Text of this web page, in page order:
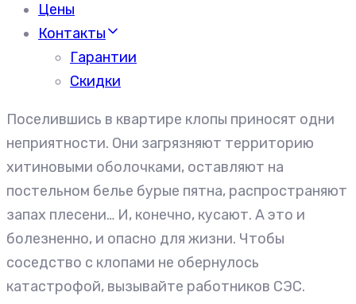
Цены
Контакты
Гарантии
Скидки
Поселившись в квартире клопы приносят одни
неприятности. Они загрязняют территорию
хитиновыми оболочками, оставляют на
постельном белье бурые пятна, распространяют
запах плесени… И, конечно, кусают. А это и
болезненно, и опасно для жизни. Чтобы
соседство с клопами не обернулось
катастрофой, вызывайте работников СЭС.